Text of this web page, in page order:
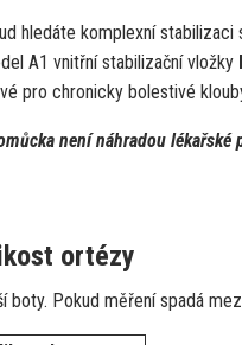
hledáte komplexní
A1 vnitřní stabilizační vložky
pro chronicky bolestivé
není náhradou lékařské
ortézy
Pokud měření spadá